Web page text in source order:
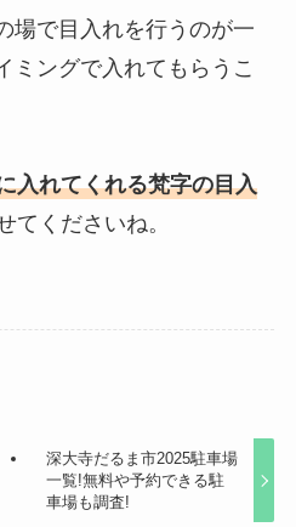
場で目入れを行うのが一
ミングで入れてもらうこ
入れてくれる梵字の目入
てくださいね。
深大寺だるま市2025駐車場
一覧!無料や予約できる駐
車場も調査!